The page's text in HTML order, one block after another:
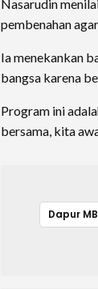
Nasarudin
pembenahan
Ia menekankan
bangsa karena
Program ini
bersama, kita
Dapur